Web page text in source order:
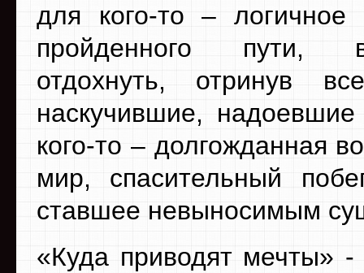
для кого-то – логичное
пройденного пути,
отдохнуть, отринув
наскучившие,
кого-то – долгожданная
мир, спасительный
ставшее невыносимым
«Куда приводят мечты»